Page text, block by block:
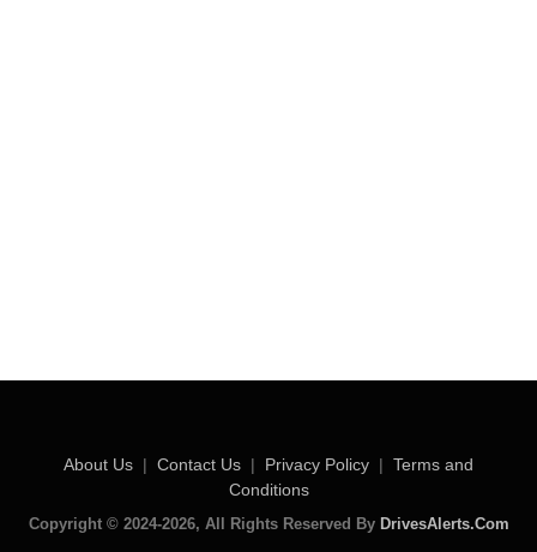
About Us | Contact Us | Privacy Policy | Terms and
Conditions
Copyright © 2024-2026, All Rights Reserved By DrivesAlerts.Com